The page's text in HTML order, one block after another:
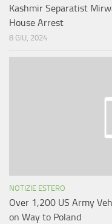
Kashmir Separatist
House Arrest
8 GIU, 2024
NOTIZIE ESTERO
Over 1,200 US Army
on Way to Poland